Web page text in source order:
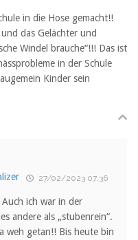
in die Hose gemacht!!
das Gelächter und
Windel brauche“!!! Das ist
in der Schule
Kinder sein
27/02/2023 07:36
ich war in der
andere als „stubenrein“.
weh getan!! Bis heute bin